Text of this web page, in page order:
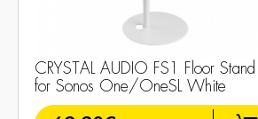
CRYSTAL AUDIO FS1 Floor Stand
for Sonos One/OneSL White